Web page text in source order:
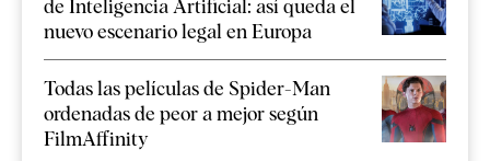
de Inteligencia Artificial: así queda el
nuevo escenario legal en Europa
Todas las películas de Spider-Man
ordenadas de peor a mejor según
FilmAffinity